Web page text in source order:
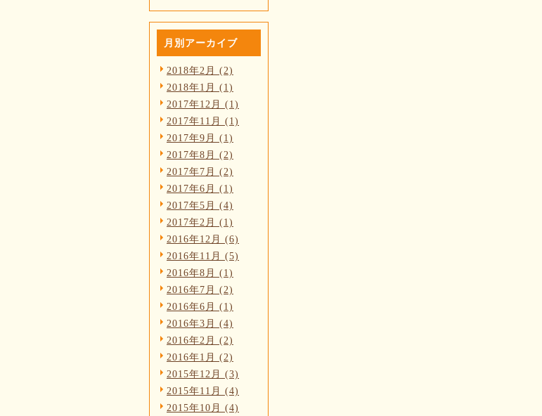
月別アーカイブ
2018年2月 (2)
2018年1月 (1)
2017年12月 (1)
2017年11月 (1)
2017年9月 (1)
2017年8月 (2)
2017年7月 (2)
2017年6月 (1)
2017年5月 (4)
2017年2月 (1)
2016年12月 (6)
2016年11月 (5)
2016年8月 (1)
2016年7月 (2)
2016年6月 (1)
2016年3月 (4)
2016年2月 (2)
2016年1月 (2)
2015年12月 (3)
2015年11月 (4)
2015年10月 (4)